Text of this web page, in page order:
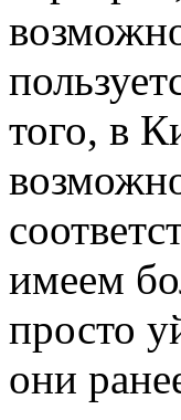
того, в
имеем
просто
они